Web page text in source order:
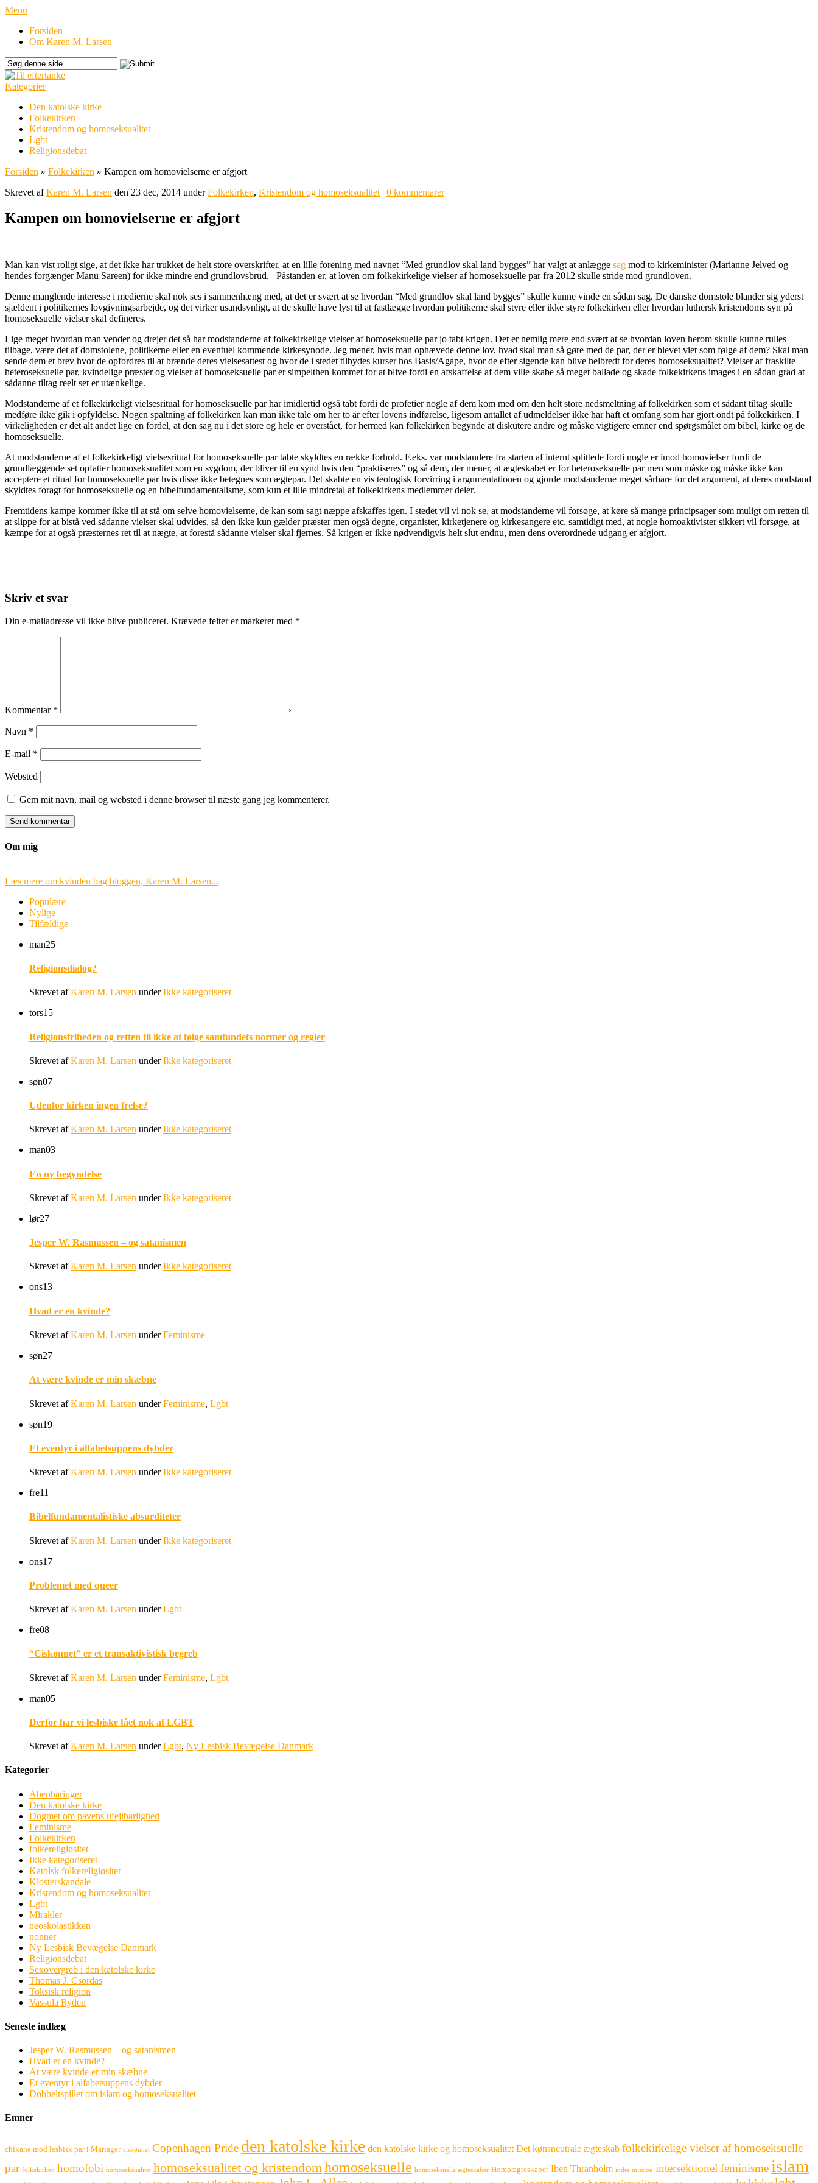
Menu
Forsiden
Om Karen M. Larsen
Kategorier
Den katolske kirke
Folkekirken
Kristendom og homoseksualitet
Lgbt
Religionsdebat
Forsiden » Folkekirken » Kampen om homovielserne er afgjort
Skrevet afKaren M. Larsen den 23 dec, 2014 underFolkekirken, Kristendom og homoseksualitet | 0 kommentarer
Kampen om homovielserne er afgjort
Man kan vist roligt sige, at det ikke har trukket de helt store overskrifter, at en lille forening med navnet “Med grundlov skal land bygges” har valgt at anlægge sag mod to kirkeminister (Marianne Jelved og
hendes forgænger Manu Sareen) for ikke mindre end grundlovsbrud. Påstanden er, at loven om folkekirkelige vielser af homoseksuelle par fra 2012 skulle stride mod grundloven.
Denne manglende interesse i medierne skal nok ses i sammenhæng med, at det er svært at se hvordan “Med grundlov skal land bygges” skulle kunne vinde en sådan sag. De danske domstole blander sig yderst
sjældent i politikernes lovgivningsarbejde, og det virker usandsynligt, at de skulle have lyst til at fastlægge hvordan politikerne skal styre eller ikke styre folkekirken eller hvordan luthersk kristendoms syn på
homoseksuelle vielser skal defineres.
Lige meget hvordan man vender og drejer det så har modstanderne af folkekirkelige vielser af homoseksuelle par jo tabt krigen. Det er nemlig mere end svært at se hvordan loven herom skulle kunne rulles
tilbage, være det af domstolene, politikerne eller en eventuel kommende kirkesynode. Jeg mener, hvis man ophævede denne lov, hvad skal man så gøre med de par, der er blevet viet som følge af dem? Skal man
sende dem et brev hvor de opfordres til at brænde deres vielsesattest og hvor de i stedet tilbydes kurser hos Basis/Agape, hvor de efter sigende kan blive helbredt for deres homoseksualitet? Vielser af fraskilte
heteroseksuelle par, kvindelige præster og vielser af homoseksuelle par er simpelthen kommet for at blive fordi en afskaffelse af dem ville skabe så meget ballade og skade folkekirkens images i en sådan grad at
sådanne tiltag reelt set er utænkelige.
Modstanderne af et folkekirkeligt vielsesritual for homoseksuelle par har imidlertid også tabt fordi de profetier nogle af dem kom med om den helt store nedsmeltning af folkekirken som et sådant tiltag skulle
medføre ikke gik i opfyldelse. Nogen spaltning af folkekirken kan man ikke tale om her to år efter lovens indførelse, ligesom antallet af udmeldelser ikke har haft et omfang som har gjort ondt på folkekirken. I
virkeligheden er det alt andet lige en fordel, at den sag nu i det store og hele er overstået, for hermed kan folkekirken begynde at diskutere andre og måske vigtigere emner end spørgsmålet om bibel, kirke og de
homoseksuelle.
At modstanderne af et folkekirkeligt vielsesritual for homoseksuelle par tabte skyldtes en række forhold. F.eks. var modstandere fra starten af internt splittede fordi nogle er imod homovielser fordi de
grundlæggende set opfatter homoseksualitet som en sygdom, der bliver til en synd hvis den “praktiseres” og så dem, der mener, at ægteskabet er for heteroseksuelle par men som måske og måske ikke kan
acceptere et ritual for homoseksuelle par hvis disse ikke betegnes som ægtepar. Det skabte en vis teologisk forvirring i argumentationen og gjorde modstanderne meget sårbare for det argument, at deres modstand
skyldtes foragt for homoseksuelle og en bibelfundamentalisme, som kun et lille mindretal af folkekirkens medlemmer deler.
Fremtidens kampe kommer ikke til at stå om selve homovielserne, de kan som sagt næppe afskaffes igen. I stedet vil vi nok se, at modstanderne vil forsøge, at køre så mange principsager som muligt om retten til
at slippe for at bistå ved sådanne vielser skal udvides, så den ikke kun gælder præster men også degne, organister, kirketjenere og kirkesangere etc. samtidigt med, at nogle homoaktivister sikkert vil forsøge, at
kæmpe for at også præsternes ret til at nægte, at forestå sådanne vielser skal fjernes. Så krigen er ikke nødvendigvis helt slut endnu, men dens overordnede udgang er afgjort.
Skriv et svar
Din e-mailadresse vil ikke blive publiceret. Krævede felter er markeret med *
Kommentar *
Navn *
E-mail *
Websted
Gem mit navn, mail og websted i denne browser til næste gang jeg kommenterer.
Om mig
Læs mere om kvinden bag bloggen, Karen M. Larsen...
Populære
Nylige
Tilfældige
man25
Religionsdialog?
Skrevet afKaren M. Larsen underIkke kategoriseret
tors15
Religionsfriheden og retten til ikke at følge samfundets normer og regler
Skrevet afKaren M. Larsen underIkke kategoriseret
søn07
Udenfor kirken ingen frelse?
Skrevet afKaren M. Larsen underIkke kategoriseret
man03
En ny begyndelse
Skrevet afKaren M. Larsen underIkke kategoriseret
lør27
Jesper W. Rasmussen – og satanismen
Skrevet afKaren M. Larsen underIkke kategoriseret
ons13
Hvad er en kvinde?
Skrevet afKaren M. Larsen underFeminisme
søn27
At være kvinde er min skæbne
Skrevet afKaren M. Larsen underFeminisme, Lgbt
søn19
Et eventyr i alfabetsuppens dybder
Skrevet afKaren M. Larsen underIkke kategoriseret
fre11
Bibelfundamentalistiske absurditeter
Skrevet afKaren M. Larsen underIkke kategoriseret
ons17
Problemet med queer
Skrevet afKaren M. Larsen underLgbt
fre08
“Ciskønnet” er et transaktivistisk begreb
Skrevet afKaren M. Larsen underFeminisme, Lgbt
man05
Derfor har vi lesbiske fået nok af LGBT
Skrevet afKaren M. Larsen underLgbt, Ny Lesbisk Bevægelse Danmark
Kategorier
Åbenbaringer
Den katolske kirke
Dogmet om pavens ufejlbarlighed
Feminisme
Folkekirken
folkereligiøsitet
Ikke kategoriseret
Katolsk folkereligiøsitet
Klosterskandale
Kristendom og homoseksualitet
Lgbt
Mirakler
neoskolastikken
nonner
Ny Lesbisk Bevægelse Danmark
Religionsdebat
Sexovergreb i den katolske kirke
Thomas J. Csordas
Toksisk religion
Vassula Ryden
Seneste indlæg
Jesper W. Rasmussen – og satanismen
Hvad er en kvinde?
At være kvinde er min skæbne
Et eventyr i alfabetsuppens dybder
Dobbeltspillet om islam og homoseksualitet
Emner
chikane mod lesbisk par i Mariager ciskønnet Copenhagen Pride den katolske kirke den katolske kirke og homoseksualitet Det kønsneutrale ægteskab folkekirkelige vielser af homoseksuelle
par folkekirken homofobi homoseksualitet homoseksualitet og kristendom homoseksuelle homoseksuelle ægteskaber Homoægteskabet Iben Thranholm indre mission intersektionel feminisme islam